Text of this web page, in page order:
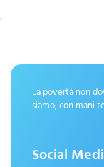
La povertà non
siamo, con mani
Social